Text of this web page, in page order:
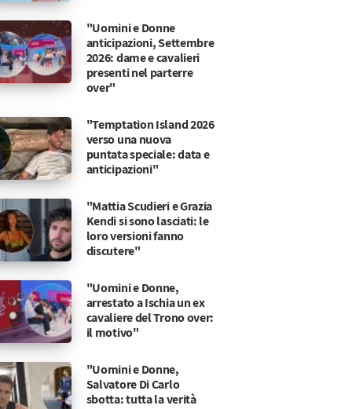
"Uomini e Donne
anticipazioni, Settembre
2026: dame e cavalieri
presenti nel parterre
over"
"Temptation Island 2026
verso una nuova
puntata speciale: data e
anticipazioni"
"Mattia Scudieri e Grazia
Kendi si sono lasciati: le
loro versioni fanno
discutere"
"Uomini e Donne,
arrestato a Ischia un ex
cavaliere del Trono over:
il motivo"
"Uomini e Donne,
Salvatore Di Carlo
sbotta: tutta la verità